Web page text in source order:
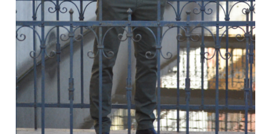
Tricouri si topuri
Rochii de eveniment